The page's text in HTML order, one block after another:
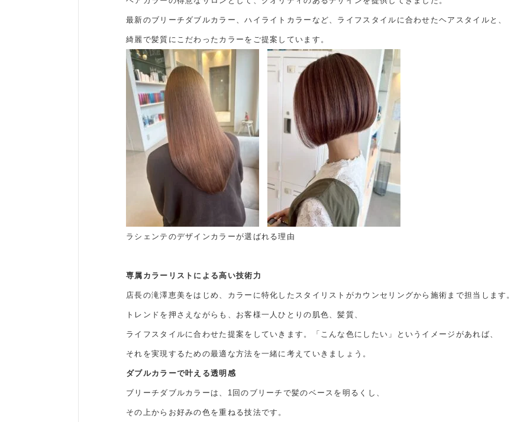
最新のブリーチダブルカラー、ハイライトカラーなど、ライフスタイルに合わせたヘアスタイルと、
綺麗で髪質にこだわったカラーをご提案しています。
ラシェンテのデザインカラーが選ばれる理由
専属カラーリストによる高い技術力
店長の滝澤恵美をはじめ、カラーに特化したスタイリストがカウンセリングから施術まで担当します。
トレンドを押さえながらも、お客様一人ひとりの肌色、髪質、
ライフスタイルに合わせた提案をしていきます。「こんな色にしたい」というイメージがあれば、
それを実現するための最適な方法を一緒に考えていきましょう。
ダブルカラーで叶える透明感
ブリーチダブルカラーは、1回のブリーチで髪のベースを明るくし、
その上からお好みの色を重ねる技法です。